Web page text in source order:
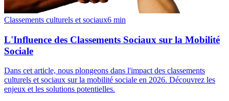
Classements culturels et sociaux6 min
L'Influence des Classements Sociaux sur la Mobilité
Sociale
Dans cet article, nous plongeons dans l'impact des classements
culturels et sociaux sur la mobilité sociale en 2026. Découvrez les
enjeux et les solutions potentielles.